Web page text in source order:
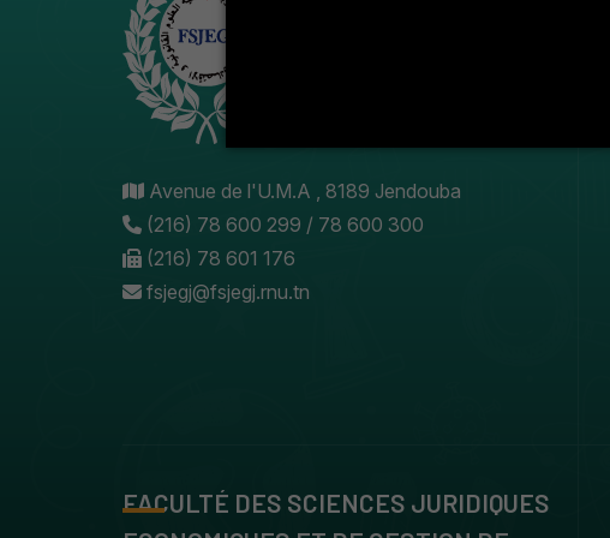
Avenue de l'U.M.A , 8189 Jendouba
(216) 78 600 299 / 78 600 300
(216) 78 601 176
fsjegj@fsjegj.rnu.tn
FACULTÉ DES SCIENCES JURIDIQUES